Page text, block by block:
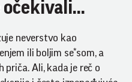
neverstvo kao
ili boljim se*som, a
Ali, kada je reč o